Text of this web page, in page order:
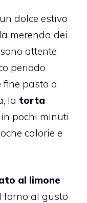
dolce estivo
merenda dei
attente
periodo
fine pasto o
la torta
pochi minuti
calorie e
al limone
forno al gusto